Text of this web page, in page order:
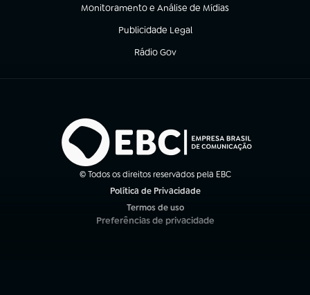
Monitoramento e Análise de Mídias
(abre em nova aba)
Publicidade Legal
(abre em nova aba)
Rádio Gov
(abre em nova aba)
© Todos os direitos reservados pela EBC
Política de Privacidade
Termos de uso
(abre em nova aba)
Preferências de privacidade